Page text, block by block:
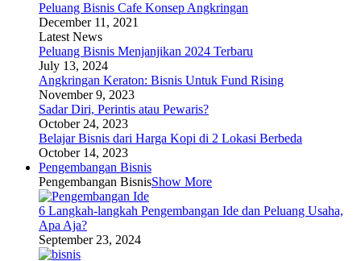
Peluang Bisnis Cafe Konsep Angkringan
December 11, 2021
Latest News
Peluang Bisnis Menjanjikan 2024 Terbaru
July 13, 2024
Angkringan Keraton: Bisnis Untuk Fund Rising
November 9, 2023
Sadar Diri, Perintis atau Pewaris?
October 24, 2023
Belajar Bisnis dari Harga Kopi di 2 Lokasi Berbeda
October 14, 2023
Pengembangan Bisnis
Pengembangan BisnisShow More
6 Langkah-langkah Pengembangan Ide dan Peluang Usaha,
Apa Aja?
September 23, 2024